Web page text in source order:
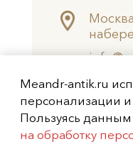
+7
+7
Meandr-antik.ru
персонализации и
Пользуясь
на обработку